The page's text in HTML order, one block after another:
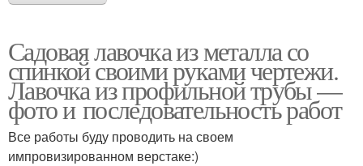
Садовая лавочка из металла со
спинкой своими руками чертежи.
Лавочка из профильной трубы —
фото и последовательность работ
Все работы буду проводить на своем
импровизированном верстаке:)